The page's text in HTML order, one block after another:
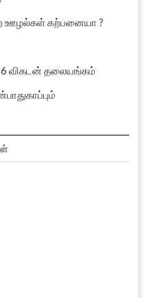
ஊழல்கள் கற்பனையா ?
விகடன் தலையங்கம்